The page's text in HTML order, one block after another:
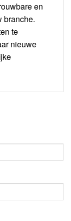
en
branche.
te
nieuwe